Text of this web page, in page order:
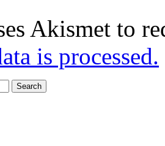
Akismet to
is processed.